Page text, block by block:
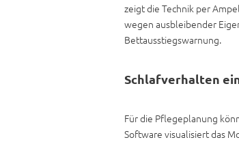
zeigt die Technik per
wegen ausbleibender
Bettausstiegswarnung.
Schlafverhalten
Für die Pflegeplanung
Software visualisiert das